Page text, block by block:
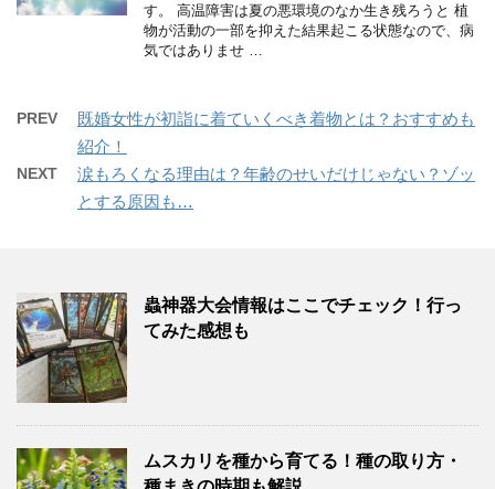
す。 高温障害は夏の悪環境のなか生き残ろうと 植
物が活動の一部を抑えた結果起こる状態なので、病
気ではありませ …
PREV
既婚女性が初詣に着ていくべき着物とは？おすすめも
紹介！
NEXT
涙もろくなる理由は？年齢のせいだけじゃない？ゾッ
とする原因も…
蟲神器大会情報はここでチェック！行っ
てみた感想も
ムスカリを種から育てる！種の取り方・